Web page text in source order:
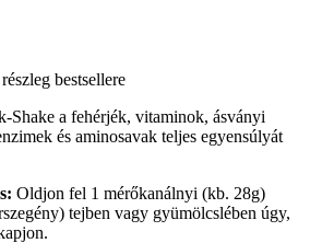
bestsellere
a fehérjék, vitaminok, ásványi
és aminosavak teljes egyensúlyát
Oldjon fel 1 mérőkanálnyi (kb. 28g)
tejben vagy gyümölcslében úgy,